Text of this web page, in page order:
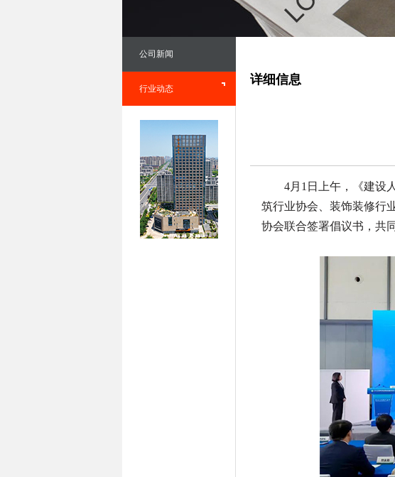
公司新闻
行业动态
详细信息
4月1日上午，《建设
筑行业协会、装饰装修行
协会联合签署倡议书，共